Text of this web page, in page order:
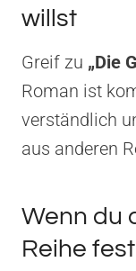
willst
Greif zu „Die
Roman ist
verständlich
aus anderen
Wenn du
Reihe